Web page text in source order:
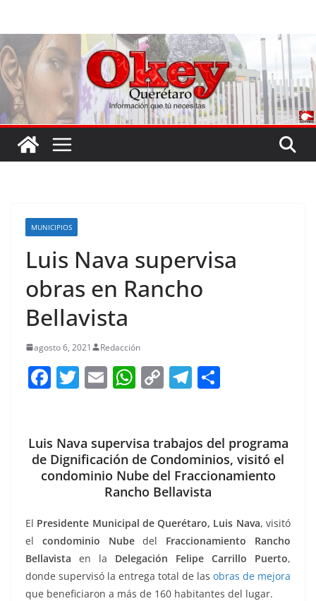
contenido
MUNICIPIOS
Luis Nava supervisa
obras en Rancho
Bellavista
agosto 6, 2021 Redacción
F
e
b
o
o
k
T
er
E
l
W
s
A
p
p
C
y
Li
n
k
T
gr
a
m
e
Luis Nava supervisa trabajos del programa
de Dignificación de Condominios, visitó el
condominio Nube del Fraccionamiento
Rancho Bellavista
El Presidente Municipal de Querétaro, Luis Nava, visitó
el condominio Nubedel Fraccionamiento Rancho
Bellavista en la Delegación Felipe Carrillo Puerto,
donde supervisó la entrega total de las obras de mejora
que beneficiaron a más de 160 habitantes del lugar.